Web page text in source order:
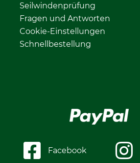
Seilwindenprüfung
Fragen und Antworten
Cookie-Einstellungen
Schnellbestellung
Facebook